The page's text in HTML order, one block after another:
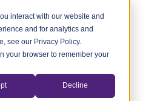
interact with our website and
and for analytics and
see our Privacy Policy.
your browser to remember your
Decline
transfo
worldwide
celduc® Method
celduc® worldwide
Subscribe to
Contact us